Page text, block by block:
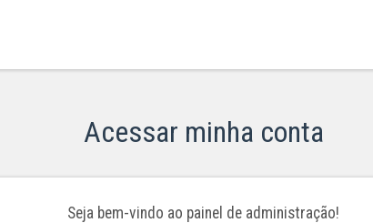
Acessar minha conta
Seja bem-vindo ao painel de administração!